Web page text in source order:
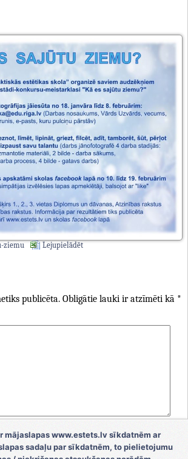
ziemu Lejupielādēt
publicēta. Obligātie lauki ir atzīmēti kā *
mājaslapas www.estets.lv sīkdatnēm ar
sadaļu par sīkdatnēm, to pielietojumu